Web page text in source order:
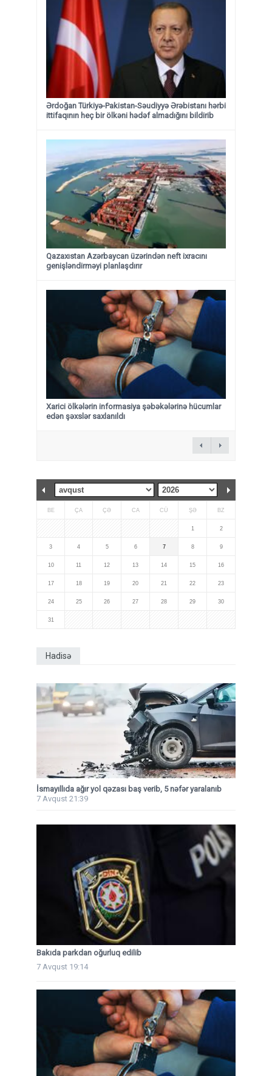
Ərdoğan Türkiyə-Pakistan-Səudiyyə Ərəbistanı hərbi
ittifaqının heç bir ölkəni hədəf almadığını bildirib
Qazaxıstan Azərbaycan üzərindən neft ixracını
genişləndirməyi planlaşdırır
Xarici ölkələrin informasiya şəbəkələrinə hücumlar
edən şəxslər saxlanıldı
BE ÇA ÇƏ CA CÜ ŞƏ BZ
1 2
3 4 5 6 7 8 9
10 11 12 13 14 15 16
17 18 19 20 21 22 23
24 25 26 27 28 29 30
31
Hadisə
İsmayıllıda ağır yol qəzası baş verib, 5 nəfər yaralanıb
7 Avqust 21:39
Bakıda parkdan oğurluq edilib
7 Avqust 19:14